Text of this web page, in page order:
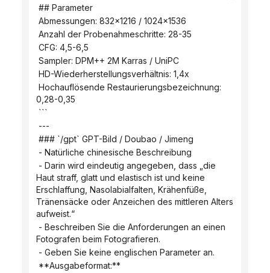
## Parameter
Abmessungen: 832x1216 / 1024x1536
Anzahl der Probenahmeschritte: 28-35
CFG: 4,5-6,5
Sampler: DPM++ 2M Karras / UniPC
HD-Wiederherstellungsverhältnis: 1,4x
0,28-0,35
```
---
### `/gpt` GPT-Bild / Doubao / Jimeng
- Natürliche chinesische Beschreibung
Haut straff, glatt und elastisch ist und keine
Erschlaffung, Nasolabialfalten, Krähenfüße,
Tränensäcke oder Anzeichen des mittleren Alters
aufweist.“
Fotografen beim Fotografieren.
- Geben Sie keine englischen Parameter an.
**Ausgabeformat:**